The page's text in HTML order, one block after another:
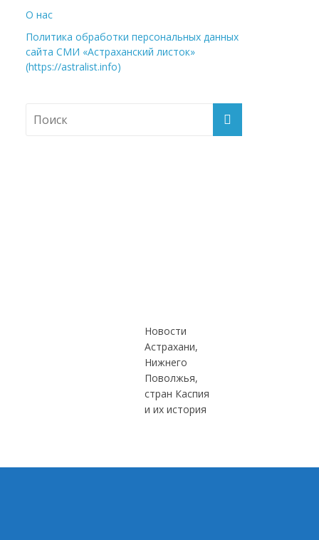
О нас
Политика обработки персональных данных
сайта СМИ «Астраханский листок»
(https://astralist.info)
Новости
Астрахани,
Нижнего
Поволжья,
стран Каспия
и их история